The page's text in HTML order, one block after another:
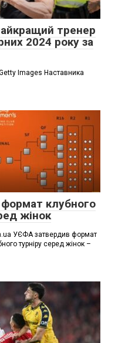
тренер
2024 року за
Images Наставника
клубного
жінок
УЄФА затвердив формат
турніру серед жінок –